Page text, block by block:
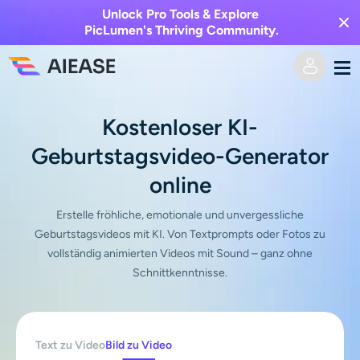
Unlock Pro Tools & Explore
PicLumen's Thriving Community.
KI-Video
Bild zu Video
Auszeichnung
Kostenloser KI-
Geburtstagsvideo-Generator
online
Erstelle fröhliche, emotionale und unvergessliche
Geburtstagsvideos mit KI. Von Textprompts oder Fotos zu
vollständig animierten Videos mit Sound – ganz ohne
Schnittkenntnisse.
Text zu VideoBild zu Video